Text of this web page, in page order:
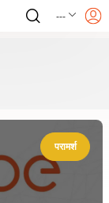
---
परामर्श